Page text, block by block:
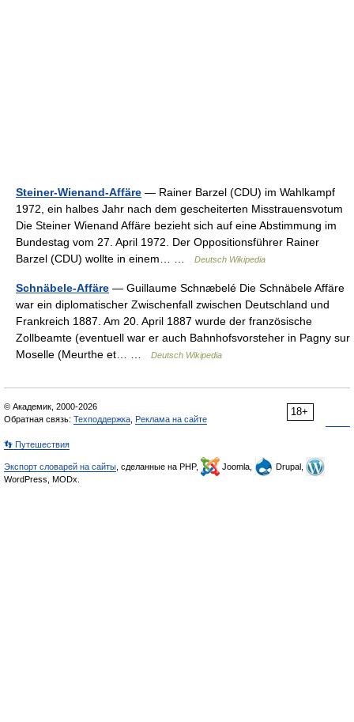
Steiner-Wienand-Affäre — Rainer Barzel (CDU) im Wahlkampf
1972, ein halbes Jahr nach dem gescheiterten Misstrauensvotum
Die Steiner Wienand Affäre bezieht sich auf eine Abstimmung im
Bundestag vom 27. April 1972. Der Oppositionsführer Rainer
Barzel (CDU) wollte in einem… …
Deutsch Wikipedia
Schnäbele-Affäre — Guillaume Schnæbelé Die Schnäbele Affäre
war ein diplomatischer Zwischenfall zwischen Deutschland und
Frankreich 1887. Am 20. April 1887 wurde der französische
Zollbeamte (eventuell war er auch Bahnhofsvorsteher in Pagny sur
Moselle (Meurthe et… …
Deutsch Wikipedia
18+
© Академик, 2000-2026
Обратная связь: Техподдержка Реклама на сайте
👣 Путешествия
Экспорт словарей на сайты , сделанные на PHP, Joomla,
Drupal,
WordPress, MODx.